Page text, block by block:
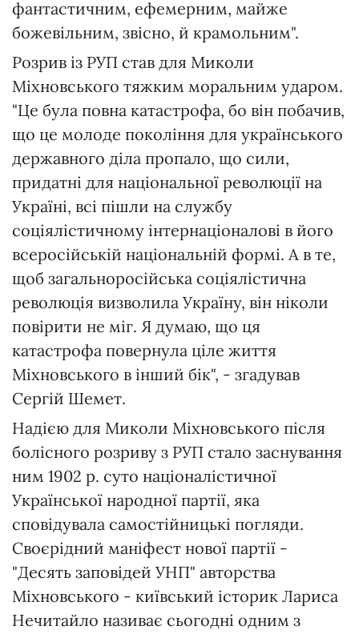
фантастичним, ефемерним, майже
божевільним, звісно, й крамольним".
Розрив із РУП став для Миколи
Міхновського тяжким моральним ударом.
"Це була повна катастрофа, бо він побачив,
що це молоде покоління для українського
державного діла пропало, що сили,
придатні для національної революції на
Україні, всі пішли на службу
соціялістичному iнтернаціоналові в його
всеросійській національній формі. А в те,
щоб загальноросійська соціялістична
революція визволила Україну, він ніколи
повірити не міг. Я думаю, що ця
катастрофа повернула ціле життя
Міхновського в інший бік", - згадував
Сергій Шемет.
Надією для Миколи Міхновського після
болісного розриву з РУП стало заснування
ним 1902 р. суто націоналістичної
Української народної партії, яка
сповідувала самостійницькі погляди.
Своєрідний маніфест нової партії -
"Десять заповідей УНП" авторства
Міхновського - київський історик Лариса
Нечитайло називає сьогодні одним з